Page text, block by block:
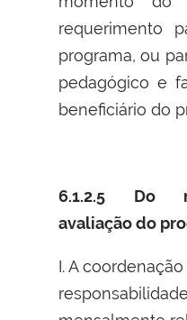
requerimento
programa, ou
pedagógico e
beneficiário do
6.1.2.5 Do
avaliação do
I. A